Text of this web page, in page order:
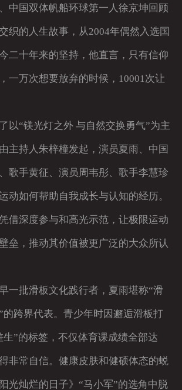
国双体帆船环球第一人徐京坤回顾
织的人生故事，从2004年偶然入选国
二十年来的坚持，他直言，只有信仰
一万次想要放弃的时候，10001次让
“镁光灯之外 与自然交换勇气”为主
主持人朱梓橦发起，演员夏雨、中国
歌手黄征、演员周韦彤、歌手李慧珍
动如何帮助自我成长与认知的经历。
借深度参与和高光示范，让极限运动
垒，推动其价值被更广泛的大众所认
批滑板文化践行者，夏雨堪称“滑
的跨界代表。青少年时因邂逅滑板打
生”的标签，不仅体育课成绩全部达
非常自信。健康皮肤和健硕体态的蜕
光灿烂的日子》“马小军”的选角中脱